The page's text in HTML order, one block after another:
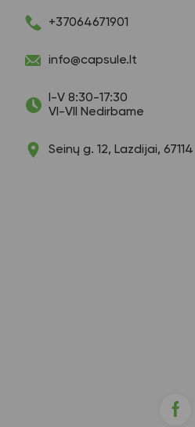
+37064671901
info@capsule.lt
I-V 8:30-17:30
VI-VII Nedirbame
Seinų g. 12, Lazdijai, 67114